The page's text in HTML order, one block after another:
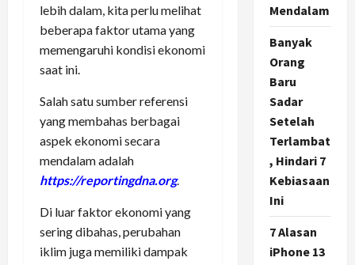
lebih dalam, kita perlu melihat
beberapa faktor utama yang
memengaruhi kondisi ekonomi
saat ini.
Salah satu sumber referensi
yang membahas berbagai
aspek ekonomi secara
mendalam adalah
https://reportingdna.org.
Di luar faktor ekonomi yang
sering dibahas, perubahan
iklim juga memiliki dampak
Mendalam
Banyak
Orang
Baru
Sadar
Setelah
Terlambat
, Hindari 7
Kebiasaan
Ini
7 Alasan
iPhone 13